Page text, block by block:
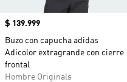
Precio
$ 139.999
Buzo con capucha adidas
Adicolor extragrande con cierre
frontal
Hombre Originals